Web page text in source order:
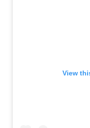
View